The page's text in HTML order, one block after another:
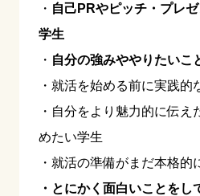
・ 自己PRやピッチ・プレ
学生
・ 自分の強みややりたいこ
・就活を始める前に実践的
・自分をより魅力的に伝え
めたい学生
・就活の準備がまだ本格的
・とにかく面白いことを